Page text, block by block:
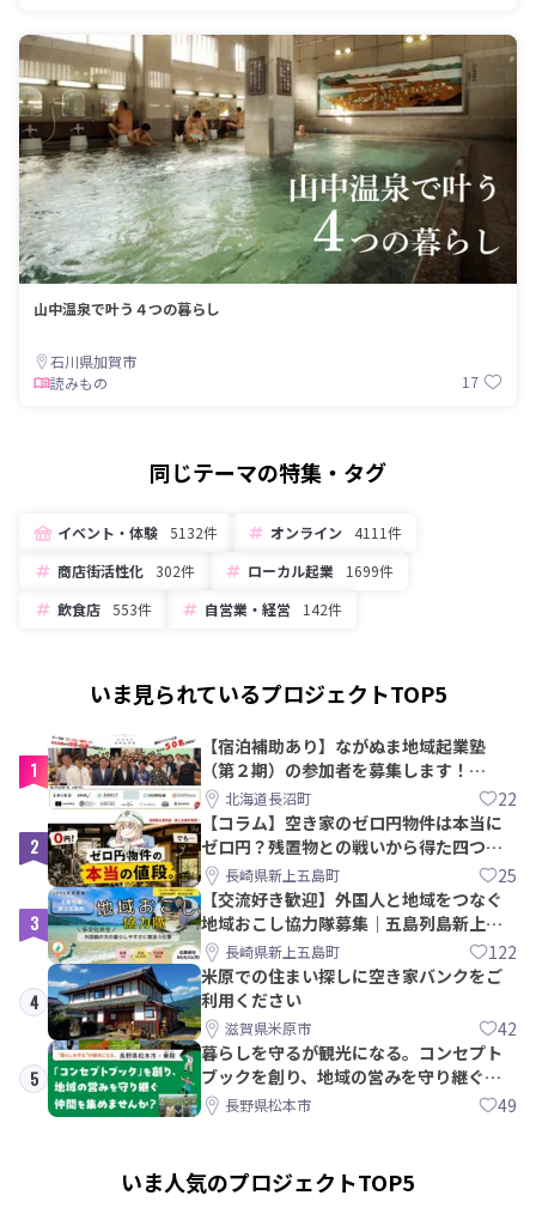
山中温泉で叶う４つの暮らし
石川県加賀市
読みもの
17
同じテーマの特集・タグ
イベント・体験 5132件 オンライン
4111件
商店街活性化 302件 ローカル起業
1699件
飲食店 553件 自営業・経営 142件
いま見られているプロジェクトTOP5
1
【宿泊補助あり】ながぬま地域起業塾
（第２期）の参加者を募集します！
【8/21〆】
北海道長沼町 22
2
【コラム】空き家のゼロ円物件は本当に
ゼロ円？残置物との戦いから得た四つの
教訓｜新上五島町
長崎県新上五島町 25
3
【交流好き歓迎】外国人と地域をつなぐ
地域おこし協力隊募集｜五島列島新上五
島町長崎県新上五島町 122
4
米原での住まい探しに空き家バンクをご
利用ください
滋賀県米原市 42
5
暮らしを守るが観光になる。コンセプト
ブックを創り、地域の営みを守り継ぐ仲
間を集めませんか？
長野県松本市 49
いま人気のプロジェクトTOP5